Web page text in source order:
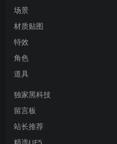
场景
材质贴图
特效
角色
道具
独家黑科技
留言板
站长推荐